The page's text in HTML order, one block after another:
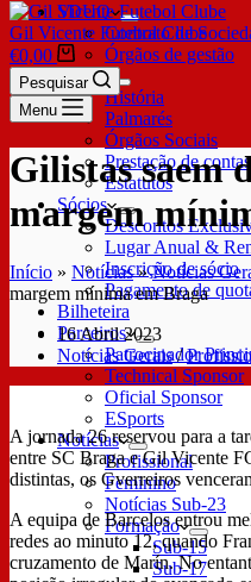
SDUQ
Contrato de
Órgãos de gestão
Clube
História
Palmarés
Órgãos Sociais
Prestação de contas
Estatutos
Sócios
Descontos
Lugar Anual &
Inscrição de sócio
Pagamento de
Bilheteira
Parceiros
Patrocinador
Technical Sponsor
Oficial Sponsor
ESports
Notícias
Profissional
Feminino
Notícias Sub-23
Formação
Sub-15
Sub-17
Gil Vicente Futebol Clube
€0,00
Pesquisar
Menu
Gilistas saem
margem
Início » Notícias»Notícias
margem mínima em Braga
16 Abril 2023
Notícias Gerais/
A jornada 26 reservou para a
entre SC Braga e Gil Vicente
distintas, os Gverreiros
A equipa de Barcelos entrou
redes ao minuto 12, quando
cruzamento de Marín. No